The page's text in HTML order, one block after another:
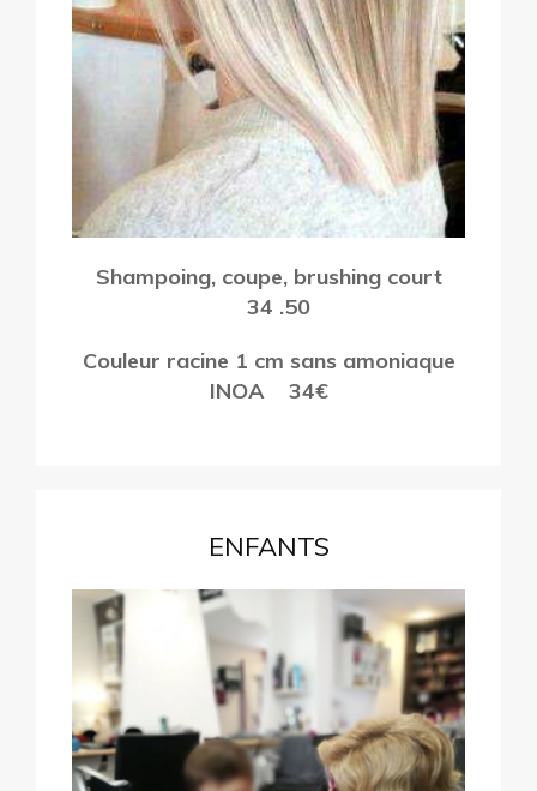
Shampoing, coupe, brushing court
34 .50
Couleur racine 1 cm sans amoniaque
INOA
34€
ENFANTS